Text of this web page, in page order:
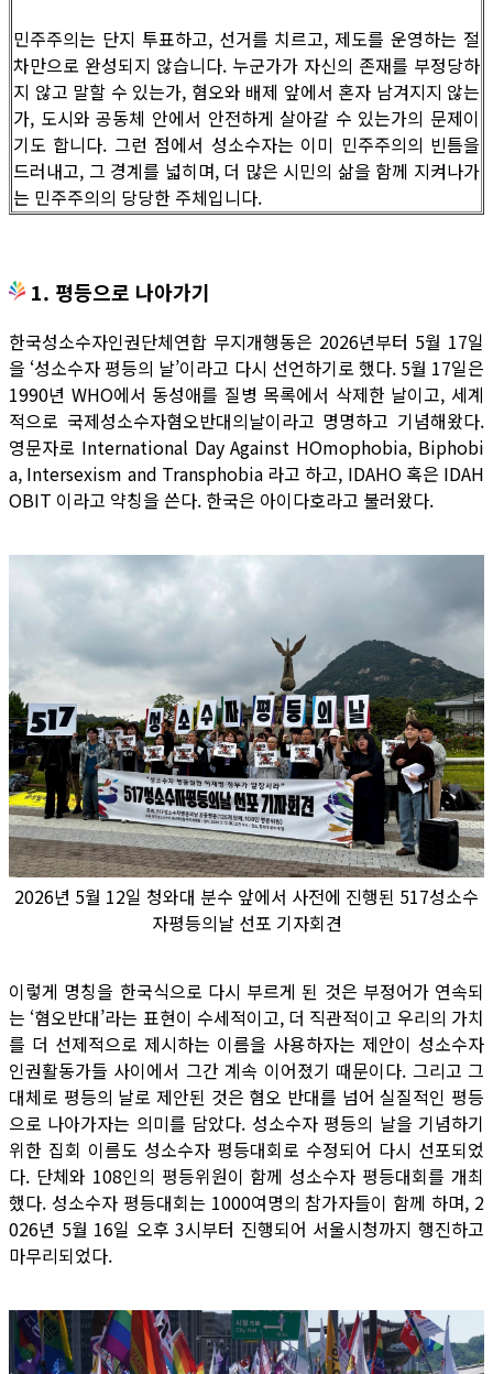
민주주의는 단지 투표하고, 선거를 치르고, 제도를 운영하는 절
차만으로 완성되지 않습니다. 누군가가 자신의 존재를 부정당하
지 않고 말할 수 있는가, 혐오와 배제 앞에서 혼자 남겨지지 않는
가, 도시와 공동체 안에서 안전하게 살아갈 수 있는가의 문제이
기도 합니다. 그런 점에서 성소수자는 이미 민주주의의 빈틈을
드러내고, 그 경계를 넓히며, 더 많은 시민의 삶을 함께 지켜나가
는 민주주의의 당당한 주체입니다.
1. 평등으로 나아가기
한국성소수자인권단체연합 무지개행동은 2026년부터 5월 17일
을 ‘성소수자 평등의 날’이라고 다시 선언하기로 했다. 5월 17일은
1990년 WHO에서 동성애를 질병 목록에서 삭제한 날이고, 세계
적으로 국제성소수자혐오반대의날이라고 명명하고 기념해왔다.
영문자로 International Day Against HOmophobia, Biphobi
a, Intersexism and Transphobia 라고 하고, IDAHO 혹은 IDAH
OBIT 이라고 약칭을 쓴다. 한국은 아이다호라고 불러왔다.
2026년 5월 12일 청와대 분수 앞에서 사전에 진행된 517성소수
자평등의날 선포 기자회견
이렇게 명칭을 한국식으로 다시 부르게 된 것은 부정어가 연속되
는 ‘혐오반대’라는 표현이 수세적이고, 더 직관적이고 우리의 가치
를 더 선제적으로 제시하는 이름을 사용하자는 제안이 성소수자
인권활동가들 사이에서 그간 계속 이어졌기 때문이다. 그리고 그
대체로 평등의 날로 제안된 것은 혐오 반대를 넘어 실질적인 평등
으로 나아가자는 의미를 담았다. 성소수자 평등의 날을 기념하기
위한 집회 이름도 성소수자 평등대회로 수정되어 다시 선포되었
다. 단체와 108인의 평등위원이 함께 성소수자 평등대회를 개최
했다. 성소수자 평등대회는 1000여명의 참가자들이 함께 하며, 2
026년 5월 16일 오후 3시부터 진행되어 서울시청까지 행진하고
마무리되었다.